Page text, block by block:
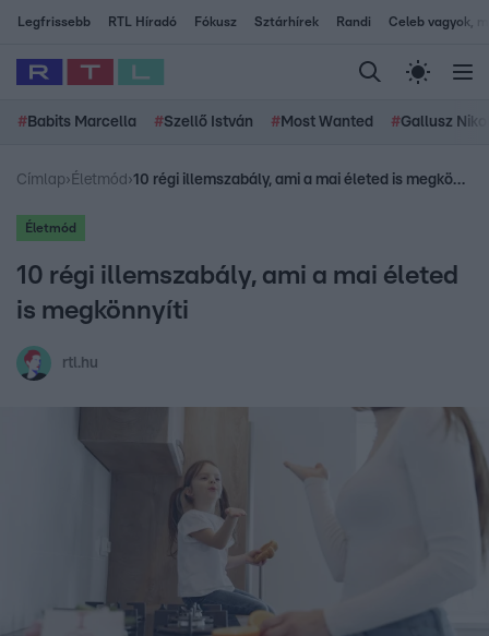
Legfrissebb RTL Híradó Fókusz Sztárhírek Randi Celeb vagyok,
# Babits Marcella #Szellő István # Most Wanted #Gallusz
Címlap› Életmód › 10 régi illemszabály, ami a mai életed is megkönnyíti
Életmód
10 régi illemszabály, ami a mai életed
is megkönnyíti
rtl.hu